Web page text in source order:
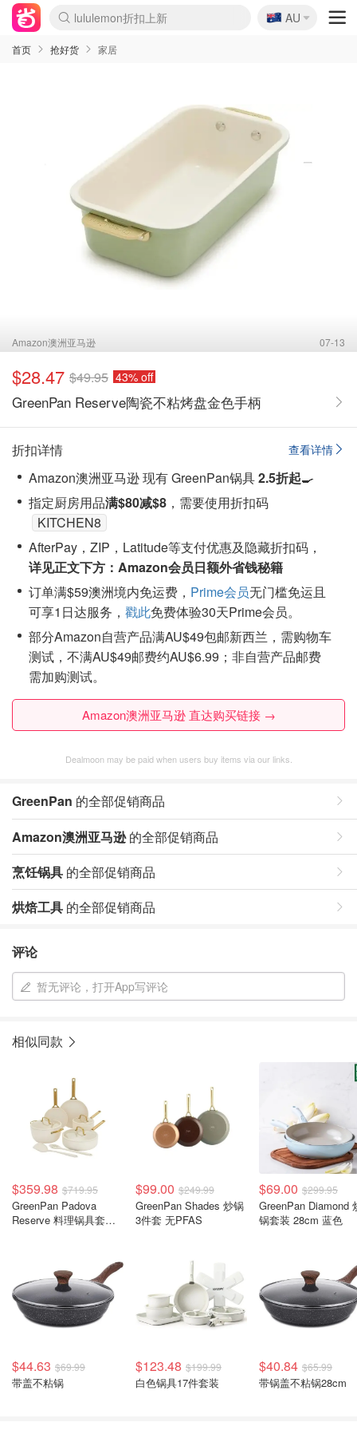
lululemon折扣上新
Sasa美妆护肤3.5折
SSENSE年中2.5折
FreshBeauty好价汇总
Cettire降价+叠9折
WWS Coles超市实拍
viagogo二手票捡漏
Myer超级周末
The Outnet奢牌1折起
David Jones 3折起
Flannels大牌1折
Perfumes Club护肤1折
AMIRO面罩$251
Amazon折扣汇总
eToro入金$200送$50
Amazon数码好物
ICONIC本周7.5折
ThedoubleF高奢地板价
Moose Knuckles 6折
丝芙兰5折起
EUFY摄像头$98
Selenichast首饰2折
Trip机票酒店促销
YSL送5件彩妆礼
Amazon家居好物
Amazon美妆护肤
雅漾大喷$8
过敏原检测盒$33
伊索独家赠50ml沐浴露
科颜氏高保湿面霜$29
SEALIFE海洋馆门票6折
丝塔芙大白罐$16
订阅Newsletter送香薰
Cult Beauty 6.8折
Harrods圣诞日历$525
LN-CC奢牌私促3折
d'Alba空姐喷雾$16
EVE LOM套装£56
Bernardelli独家4折
Adore Beauty 6折起
CT圣诞日历
Mytheresa奢品2.7折
Luxury Escapes 9折
Currentbody美容仪$881
MOON Garden Live
Roborock扫地机$649
Tingo Life水杯$24
Valentino官网5折
CR洗护套装$23
修丽可4件套$159
Myer彩妆2件7折
GANNI官网4.5折
Stylevana韩妆4折
Tessabit高奢8.5折
OGX洗发水$11
Amazon阿德莱德次日达
卡诗8.5折+赠礼
Philips Hue灯具8折
🇦🇺
AU
首页 抢好货 家居
Amazon澳洲亚马逊 07-13
$28.47 $49.95 43% off
GreenPan Reserve陶瓷不粘烤盘金色手柄
查看详情
折扣详情
Amazon澳洲亚马逊 现有 GreenPan锅具2.5折起🍳
指定厨房用品满$80减$8 ，需要使用折扣码
KITCHEN8
AfterPay，ZIP，Latitude等支付优惠及隐藏折扣码，
详见正文下方：Amazon会员日额外省钱秘籍
订单满$59澳洲境内免运费， Prime会员无门槛免运且
可享1日达服务， 戳此免费体验30天Prime会员。
部分Amazon自营产品满AU$49包邮新西兰，需购物车
测试，不满AU$49邮费约AU$6.99；非自营产品邮费
需加购测试。
Amazon澳洲亚马逊 直达购买链接 →
Dealmoon may be paid when users buy items via our links.
GreenPan 的全部促销商品
Amazon澳洲亚马逊的全部促销商品
烹饪锅具 的全部促销商品
烘焙工具 的全部促销商品
评论
暂无评论，打开App写评论
相似同款
$359.98 $719.95
GreenPan Padova
Reserve 料理锅具套装
$99.00 $249.99
GreenPan Shades 炒锅
3件套 无PFAS
$69.00 $299.95
GreenPan Diamond
锅套装 28cm 蓝色
$44.63 $69.99
带盖不粘锅
$123.48 $199.99
白色锅具17件套装
$40.84 $65.99
带锅盖不粘锅28cm